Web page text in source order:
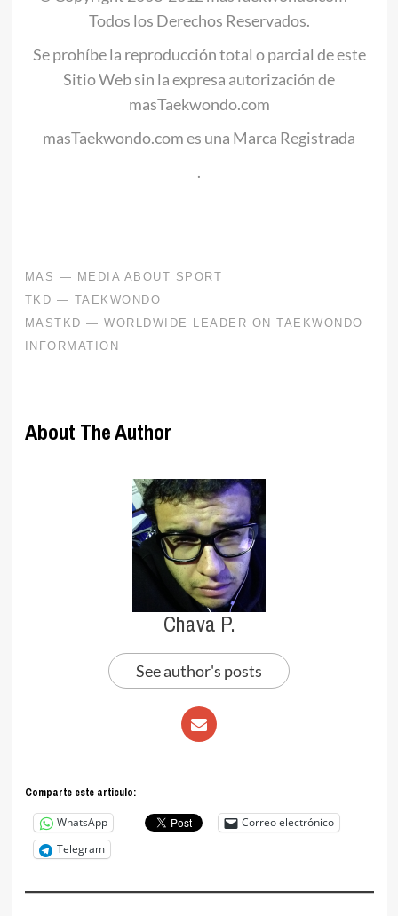
Todos los Derechos Reservados.
Se prohíbe la reproducción total o parcial de este
Sitio Web sin la expresa autorización de
masTaekwondo.com
masTaekwondo.com es una Marca Registrada
.
About The Author
Chava P.
See author's posts
Comparte este articulo:
WhatsApp
Correo electrónico
Telegram